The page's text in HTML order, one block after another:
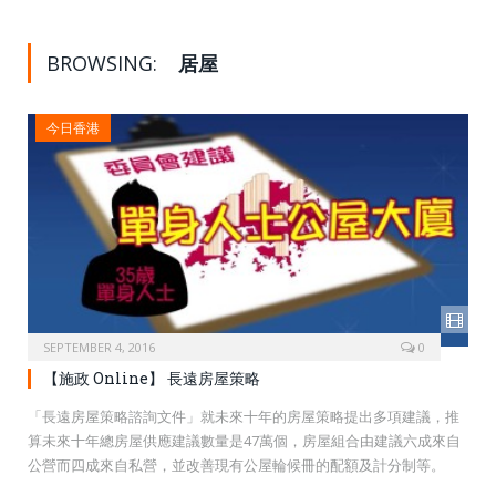
BROWSING: 居屋
今日香港
SEPTEMBER 4, 2016 0
【施政 Online】 長遠房屋策略
「長遠房屋策略諮詢文件」就未來十年的房屋策略提出多項建議，推
算未來十年總房屋供應建議數量是47萬個，房屋組合由建議六成來自
公營而四成來自私營，並改善現有公屋輪候冊的配額及計分制等。